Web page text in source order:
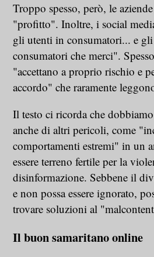
Troppo spesso, però, le
"profitto". Inoltre, i social
gli utenti in consumatori... e
consumatori che merci".
"accettano a proprio rischio e
accordo" che raramente
Il testo ci ricorda che
anche di altri pericoli, come
comportamenti estremi" in un
essere terreno fertile per la
disinformazione. Sebbene il
e non possa essere ignorato,
trovare soluzioni al
Il buon samaritano online